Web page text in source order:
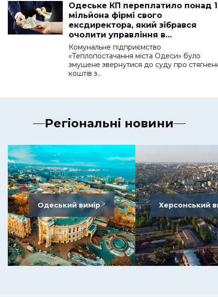
Одеське КП переплатило понад
мільйона фірмі свого
ексдиректора, який зібрався
очолити управління в
райдержадміністрації
Комунальне підприємство
«Теплопостачання міста Одеси» було
змушене звернутися до суду про
коштів з…
Регіональні новини
Одеський вимір Херсонський